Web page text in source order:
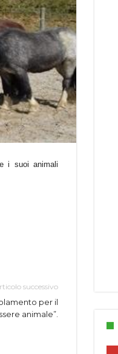
i suoi animali
successivo
per il
animale”.